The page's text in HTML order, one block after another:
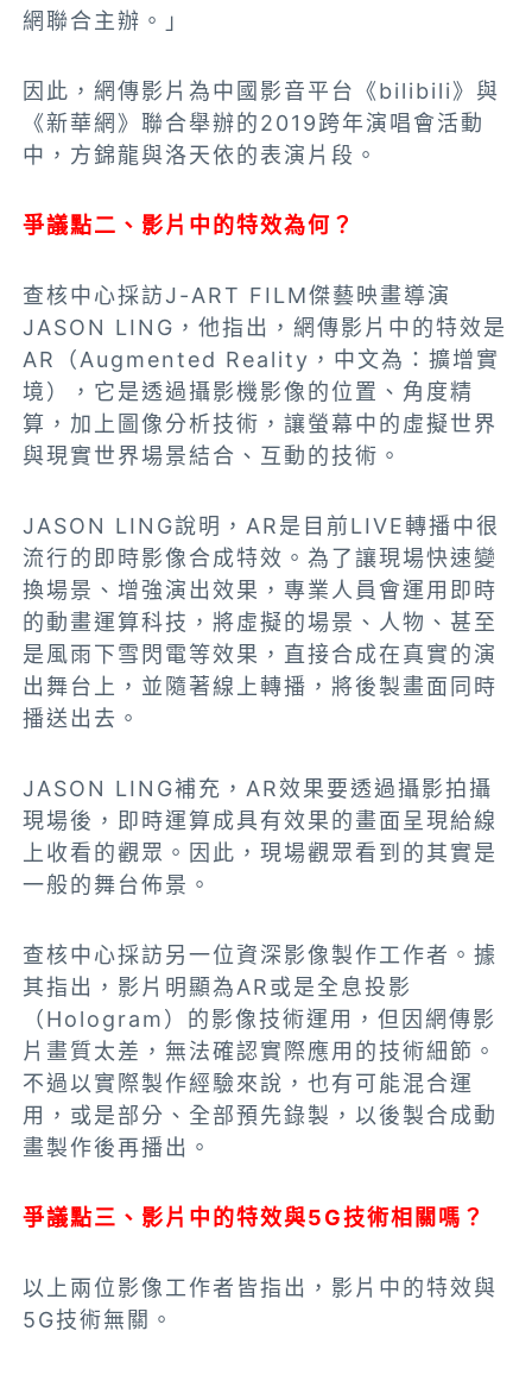
網聯合主辦。」
因此，網傳影片為中國影音平台《bilibili》與
《新華網》聯合舉辦的2019跨年演唱會活動
中，方錦龍與洛天依的表演片段。
爭議點二、影片中的特效為何？
查核中心採訪J-ART FILM傑藝映畫導演
JASON LING，他指出，網傳影片中的特效是
AR（Augmented Reality，中文為：擴增實
境），它是透過攝影機影像的位置、角度精
算，加上圖像分析技術，讓螢幕中的虛擬世界
與現實世界場景結合、互動的技術。
JASON LING說明，AR是目前LIVE轉播中很
流行的即時影像合成特效。為了讓現場快速變
換場景、增強演出效果，專業人員會運用即時
的動畫運算科技，將虛擬的場景、人物、甚至
是風雨下雪閃電等效果，直接合成在真實的演
出舞台上，並隨著線上轉播，將後製畫面同時
播送出去。
JASON LING補充，AR效果要透過攝影拍攝
現場後，即時運算成具有效果的畫面呈現給線
上收看的觀眾。因此，現場觀眾看到的其實是
一般的舞台佈景。
查核中心採訪另一位資深影像製作工作者。據
其指出，影片明顯為AR或是全息投影
（Hologram）的影像技術運用，但因網傳影
片畫質太差，無法確認實際應用的技術細節。
不過以實際製作經驗來說，也有可能混合運
用，或是部分、全部預先錄製，以後製合成動
畫製作後再播出。
爭議點三、影片中的特效與5G技術相關嗎？
以上兩位影像工作者皆指出，影片中的特效與
5G技術無關。